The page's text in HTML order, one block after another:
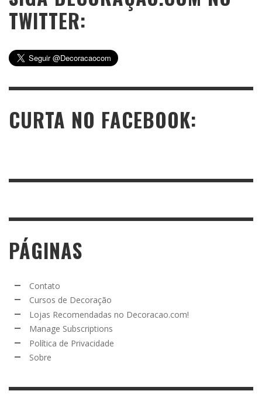
TWITTER:
CURTA NO FACEBOOK:
PÁGINAS
Contato
Cursos de Decoração
Lojas Recomendadas no Decoracao.com!
Manage Subscriptions
Política de Privacidade
Sobre